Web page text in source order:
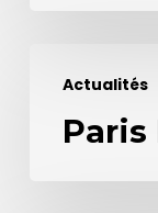
Actualités
Plages
Paris